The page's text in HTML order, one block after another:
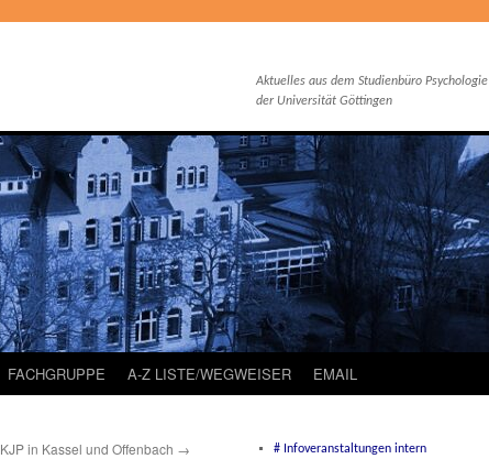
Aktuelles aus dem Studienbüro Psychologie
der Universität Göttingen
FACHGRUPPE A-Z LISTE/WEGWEISER EMAIL
in Kassel und Offenbach →
# Infoveranstaltungen intern